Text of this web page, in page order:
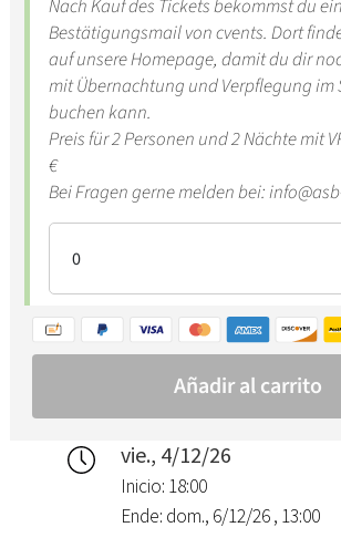
vie., 4/12/26
Inicio: 18:00
Ende: dom., 6/12/26 , 13:00